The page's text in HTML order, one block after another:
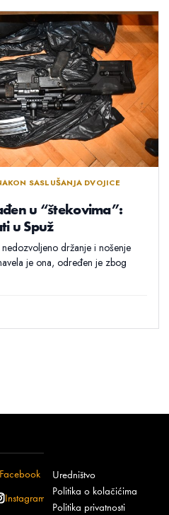
SASLUŠANJA DVOJICE
u “štekovima”:
u Spuž
držanje i nošenje
je ona, određen je zbog
Facebook
Instagram
Uredništvo
Politika o kolačićima
Politika privatnosti